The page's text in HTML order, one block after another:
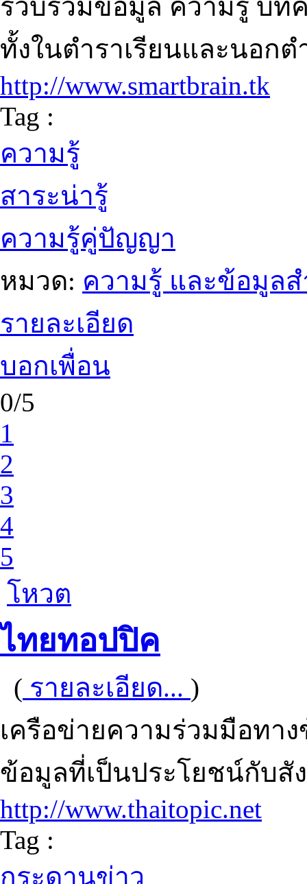
รวบรวมข้อมูล ความรู้ บท
ทั้งในตำราเรียนและนอกต
http://www.smartbrain.tk
Tag :
ความรู้
สาระน่ารู้
ความรู้คู่ปัญญา
หมวด: ความรู้ และข้อมูล
รายละเอียด
บอกเพื่อน
0/5
1
2
3
4
5
โหวต
ไทยทอปปิค
( รายละเอียด... )
เครือข่ายความร่วมมือทา
ข้อมูลที่เป็นประโยชน์กับสั
http://www.thaitopic.net
Tag :
กระดานข่าว